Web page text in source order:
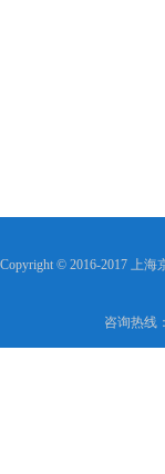
Copyright © 2016-2017 上海
咨询热线